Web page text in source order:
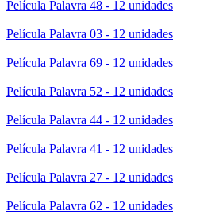
Película Palavra 48 - 12 unidades
Película Palavra 03 - 12 unidades
Película Palavra 69 - 12 unidades
Película Palavra 52 - 12 unidades
Película Palavra 44 - 12 unidades
Película Palavra 41 - 12 unidades
Película Palavra 27 - 12 unidades
Película Palavra 62 - 12 unidades